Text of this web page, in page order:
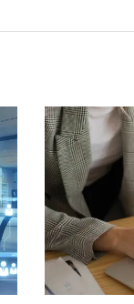
Webinar
TeamSystem di
novembre 2025